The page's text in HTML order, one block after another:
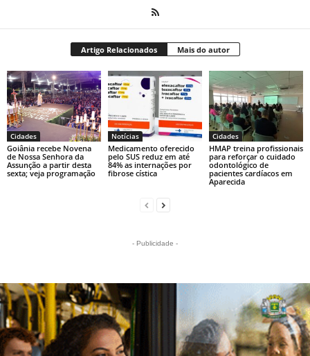
Artigo Relacionados Mais do autor
Cidades
Goiânia recebe Novena
de Nossa Senhora da
Assunção a partir desta
sexta; veja programação
Notícias
Medicamento oferecido
pelo SUS reduz em até
84% as internações por
fibrose cística
Cidades
HMAP treina profissionais
para reforçar o cuidado
odontológico de
pacientes cardíacos em
Aparecida
- Publicidade -